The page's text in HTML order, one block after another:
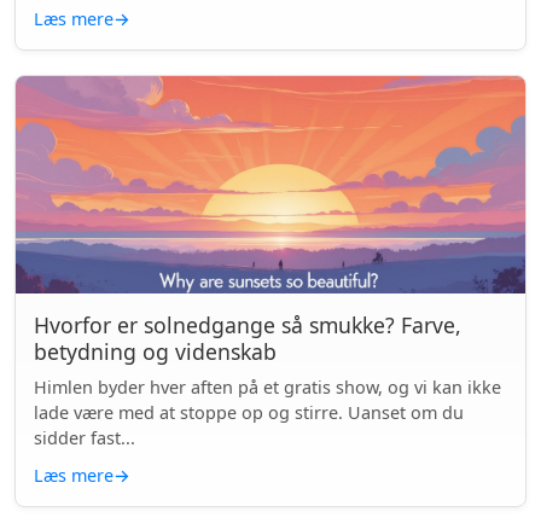
Læs mere→
Hvorfor er solnedgange så smukke? Farve,
betydning og videnskab
Himlen byder hver aften på et gratis show, og vi kan ikke
lade være med at stoppe op og stirre. Uanset om du
sidder fast...
Læs mere→